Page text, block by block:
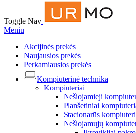
Toggle Nav
Meniu
Akcijinės prekės
Naujausios prekės
Perkamiausios prekės
Kompiuterinė technika
Kompiuteriai
Nešiojamieji
Planšetiniai
Stacionarūs
Nešiojamųjų